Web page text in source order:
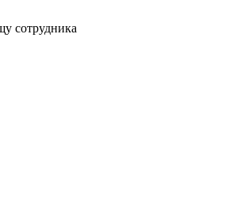
сотрудника